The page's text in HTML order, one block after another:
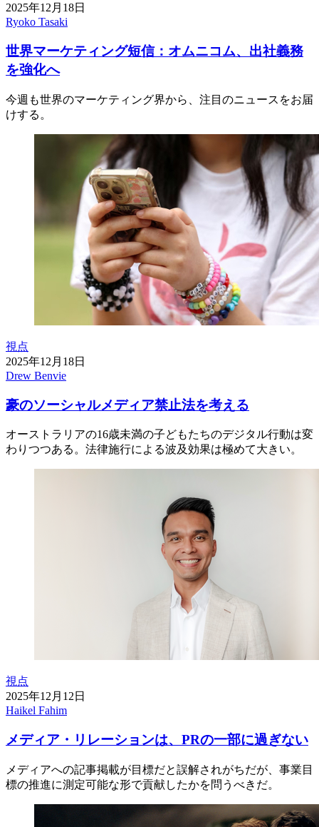
2025年12月18日
Ryoko Tasaki
世界マーケティング短信：オムニコム、出社義務
を強化へ
今週も世界のマーケティング界から、注目のニュースをお届
けする。
視点
2025年12月18日
Drew Benvie
豪のソーシャルメディア禁止法を考える
オーストラリアの16歳未満の子どもたちのデジタル行動は変
わりつつある。法律施行による波及効果は極めて大きい。
視点
2025年12月12日
Haikel Fahim
メディア・リレーションは、PRの一部に過ぎない
メディアへの記事掲載が目標だと誤解されがちだが、事業目
標の推進に測定可能な形で貢献したかを問うべきだ。